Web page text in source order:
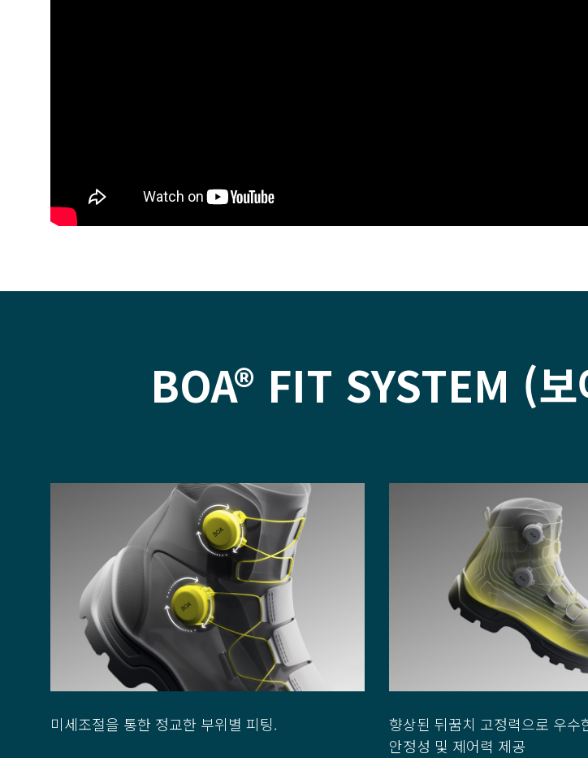
BOA® FIT SYSTEM (
미세조절을 통한 정교한 부위별 피팅.
향상된 뒤꿈치 고정력으로 우수
안정성 및 제어력 제공